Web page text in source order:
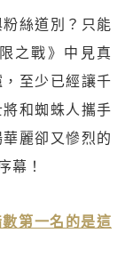
絲道別？只能
之戰》中見真
至少已經讓千
和蜘蛛人攜手
麗卻又慘烈的
幕！
第一名的是這